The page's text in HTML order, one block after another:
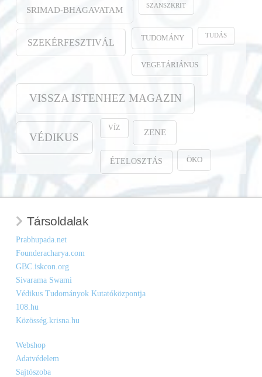
SRIMAD-BHAGAVATAM SZANSZKRIT
SZEKÉRFESZTIVÁL TUDOMÁNY TUDÁS
VEGETÁRIÁNUS
VISSZA ISTENHEZ MAGAZIN
VÉDIKUS
VÍZ ZENE
ÉTELOSZTÁS ÖKO
Társoldalak
Prabhupada.net
Founderacharya.com
GBC.iskcon.org
Sivarama Swami
Védikus Tudományok Kutatóközpontja
108.hu
Közösség.krisna.hu
Webshop
Adatvédelem
Sajtószoba